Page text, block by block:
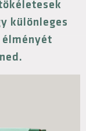
különleges